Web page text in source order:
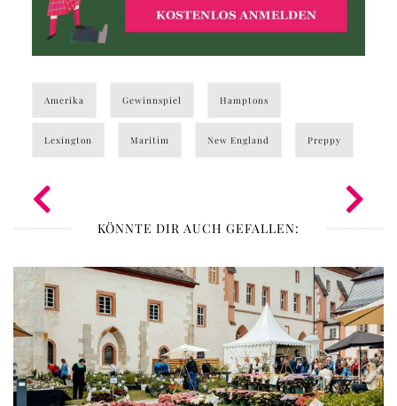
Amerika Gewinnspiel Hamptons
Lexington Maritim New England Preppy
KÖNNTE DIR AUCH GEFALLEN: